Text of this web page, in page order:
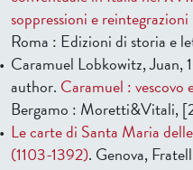
soppressioni e
Roma : Edizioni di storia e
Caramuel Lobkowitz, Juan,
author. Caramuel : vescovo
Bergamo : Moretti&Vitali,
Le carte di Santa Maria
(1103-1392). Genova,